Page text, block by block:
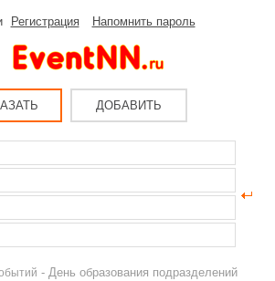
Регистрация Напомнить пароль
ДОБАВИТЬ
- День образования подразделений